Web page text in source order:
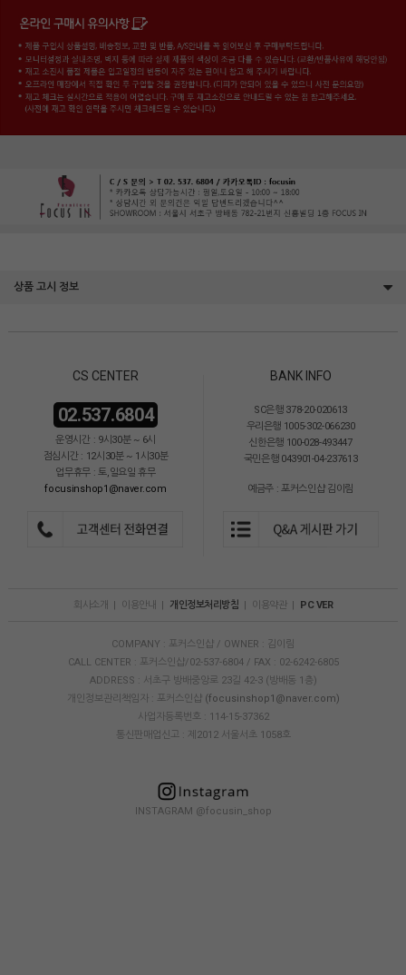
상품 고시 정보
CS CENTER
02.537.6804
운영시간 : 9시30분 ~ 6시
점심시간 : 12시30분 ~ 1시30분
업무휴무 : 토,일요일 휴무
focusinshop1@naver.com
BANK INFO
SC은행 378-20-020613
우리은행 1005-302-066230
신한은행 100-028-493447
국민은행 043901-04-237613
예금주 : 포커스인샵 김이림
회사소개 | 이용안내 | 개인정보처리방침 | 이용약관 | PC VER
COMPANY : 포커스인샵 / OWNER : 김이림
CALL CENTER : 포커스인샵/02-537-6804 / FAX : 02-6242-6805
ADDRESS : 서초구 방배중앙로 23길 42-3 (방배동 1층)
개인정보관리책임자 : 포커스인샵 (focusinshop1@naver.com)
사업자등록번호 : 114-15-37362
통신판매업신고 : 제2012 서울서초 1058호
INSTAGRAM @focusin_shop